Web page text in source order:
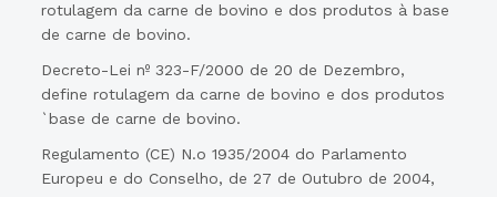
rotulagem da carne de bovino e dos produtos à base
de carne de bovino.
Decreto-Lei nº 323-F/2000 de 20 de Dezembro,
define rotulagem da carne de bovino e dos produtos
`base de carne de bovino.
Regulamento (CE) N.o 1935/2004 do Parlamento
Europeu e do Conselho, de 27 de Outubro de 2004,